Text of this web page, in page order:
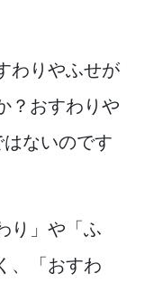
わりやふせが
？おすわりや
はないのです
り」や「ふ
、「おすわ